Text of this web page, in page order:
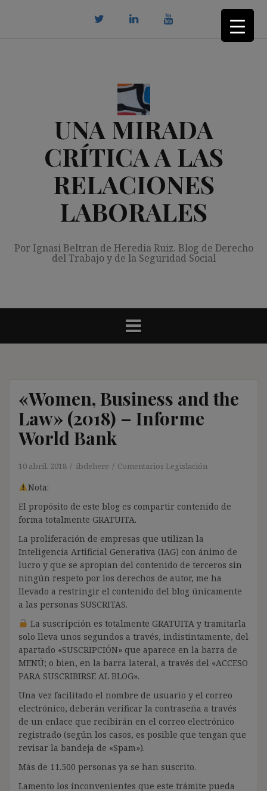
UNA MIRADA
CRÍTICA A LAS
RELACIONES
LABORALES
Por Ignasi Beltran de Heredia Ruiz. Blog de Derecho
del Trabajo y de la Seguridad Social
«Women, Business and the
Law» (2018) – Informe
World Bank
10 abril, 2018 ibdehere Comentarios Legislación
Nota:
El propósito de este blog es compartir contenido de
forma totalmente GRATUITA.
La proliferación de empresas que utilizan la
Inteligencia Artificial Generativa (IAG) con ánimo de
lucro y que se apropian del contenido de terceros sin
ningún respeto por los derechos de autor, me ha
llevado a restringir el contenido del blog únicamente
a las personas SUSCRITAS.
La suscripción es totalmente GRATUITA y tramitarla
solo lleva unos segundos a través, indistintamente, del
apartado «SUSCRIPCIÓN» que aparece en la barra de
MENÚ; o bien, en la barra lateral, a través del «ACCESO
PARA SUSCRIBIRSE AL BLOG».
Una vez facilitado el nombre de usuario y el correo
electrónico, deberán verificar la contraseña a través
de un enlace que recibirán en el correo electrónico
registrado (según los casos, es posible que tengan que
revisar la bandeja de «Spam»).
Más de 11.500 personas ya se han suscrito.
Lamento los inconvenientes que este trámite pueda